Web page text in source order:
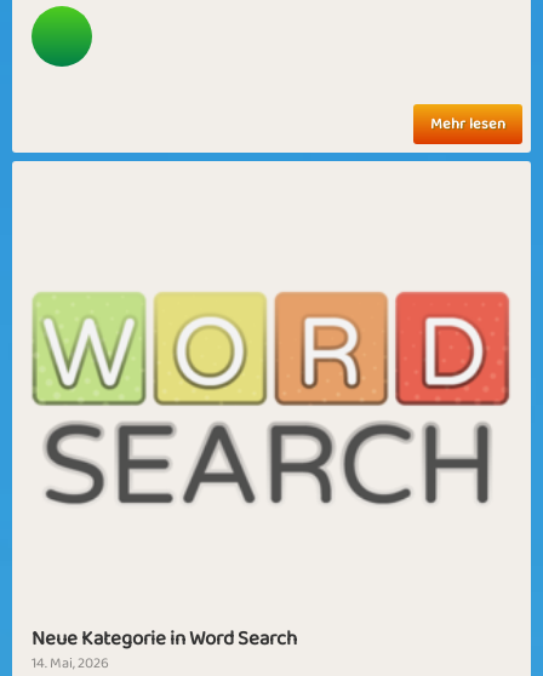
Mehr lesen
Neue Kategorie in Word Search
14. Mai, 2026